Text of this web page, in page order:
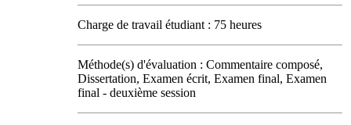
Charge de travail étudiant : 75 heures
Méthode(s) d'évaluation : Commentaire composé,
Dissertation, Examen écrit, Examen final, Examen
final - deuxième session